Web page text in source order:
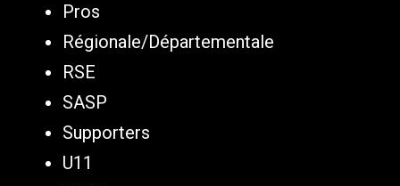
Pros
Régionale/Départementale
RSE
SASP
Supporters
U11